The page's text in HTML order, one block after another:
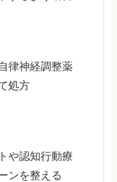
律神経調整薬
処方
や認知行動療
ンを整える